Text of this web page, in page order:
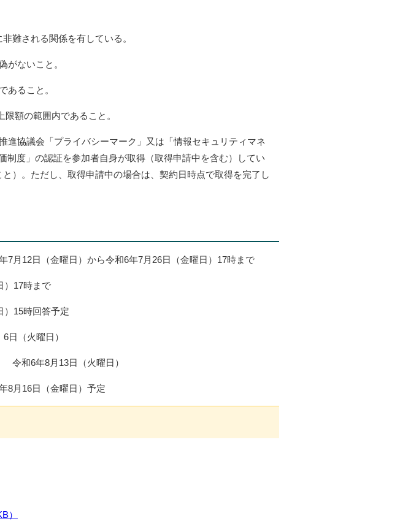
難される関係を有している。
がないこと。
あること。
額の範囲内であること。
進協議会「プライバシーマーク」又は「情報セキュリティマネ
制度」の認証を参加者自身が取得（取得申請中を含む）してい
）。ただし、取得申請中の場合は、契約日時点で取得を完了し
7月12日（金曜日）から令和6年7月26日（金曜日）17時まで
）17時まで
15時回答予定
（火曜日）
令和6年8月13日（火曜日）
8月16日（金曜日）予定
）